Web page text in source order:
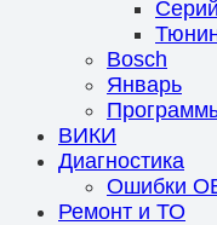
Bosch
Январь
ВИКИ
Диагностика
Ошибки
Ремонт и ТО